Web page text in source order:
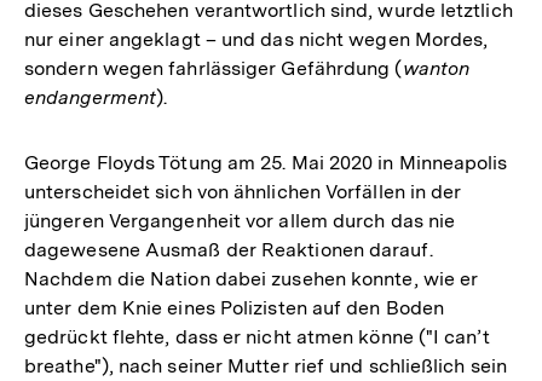
dieses Geschehen verantwortlich sind, wurde letztlich
nur einer angeklagt – und das nicht wegen Mordes,
sondern wegen fahrlässiger Gefährdung (wanton
endangerment).
George Floyds Tötung am 25. Mai 2020 in Minneapolis
unterscheidet sich von ähnlichen Vorfällen in der
jüngeren Vergangenheit vor allem durch das nie
dagewesene Ausmaß der Reaktionen darauf.
Nachdem die Nation dabei zusehen konnte, wie er
unter dem Knie eines Polizisten auf den Boden
gedrückt flehte, dass er nicht atmen könne ("I can’t
breathe"), nach seiner Mutter rief und schließlich sein